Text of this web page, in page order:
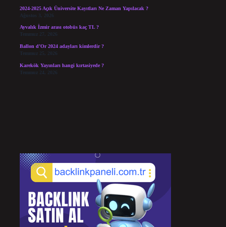
2024-2025 Açık Üniversite Kayıtları Ne Zaman Yapılacak ?
Ağustos 3, 2026
Ayvalık İzmir arası otobüs kaç TL ?
Temmuz 27, 2026
Ballon d’Or 2024 adayları kimlerdir ?
Temmuz 25, 2026
Karekök Yayınları hangi kırtasiyede ?
Temmuz 24, 2026